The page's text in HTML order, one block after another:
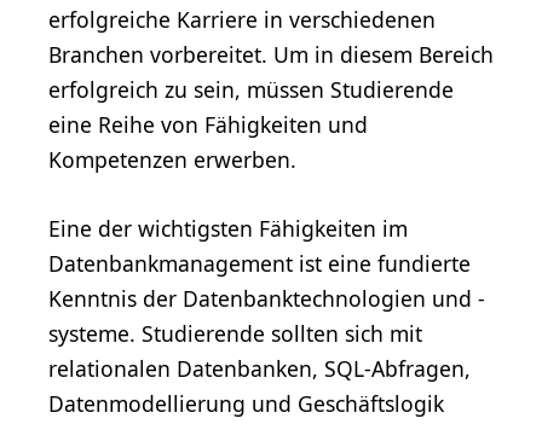
erfolgreiche Karriere in verschiedenen
Branchen vorbereitet. Um in diesem Bereich
erfolgreich zu sein, müssen Studierende
eine Reihe von Fähigkeiten und
Kompetenzen erwerben.
Eine der wichtigsten Fähigkeiten im
Datenbankmanagement ist eine fundierte
Kenntnis der Datenbanktechnologien und -
systeme. Studierende sollten sich mit
relationalen Datenbanken, SQL-Abfragen,
Datenmodellierung und Geschäftslogik